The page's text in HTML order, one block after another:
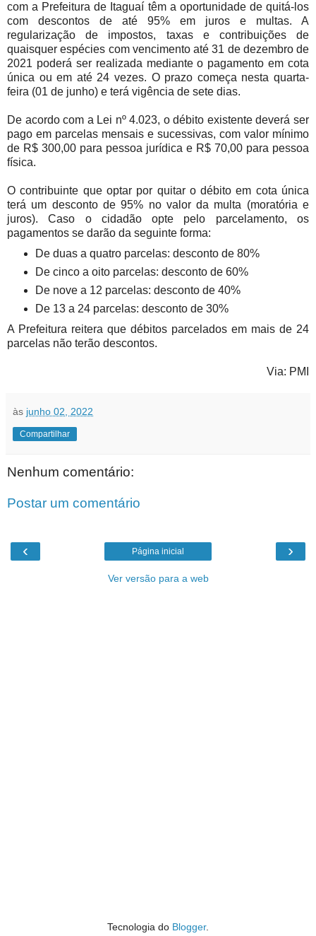
com a Prefeitura de Itaguaí têm a oportunidade de quitá-los
com descontos de até 95% em juros e multas. A
regularização de impostos, taxas e contribuições de
quaisquer espécies com vencimento até 31 de dezembro de
2021 poderá ser realizada mediante o pagamento em cota
única ou em até 24 vezes. O prazo começa nesta quarta-
feira (01 de junho) e terá vigência de sete dias.
De acordo com a Lei nº 4.023, o débito existente deverá ser
pago em parcelas mensais e sucessivas, com valor mínimo
de R$ 300,00 para pessoa jurídica e R$ 70,00 para pessoa
física.
O contribuinte que optar por quitar o débito em cota única
terá um desconto de 95% no valor da multa (moratória e
juros). Caso o cidadão opte pelo parcelamento, os
pagamentos se darão da seguinte forma:
De duas a quatro parcelas: desconto de 80%
De cinco a oito parcelas: desconto de 60%
De nove a 12 parcelas: desconto de 40%
De 13 a 24 parcelas: desconto de 30%
A Prefeitura reitera que débitos parcelados em mais de 24
parcelas não terão descontos.
Via: PMI
às junho 02, 2022
Compartilhar
Nenhum comentário:
Postar um comentário
‹ ›
Página inicial
Ver versão para a web
Tecnologia do Blogger.